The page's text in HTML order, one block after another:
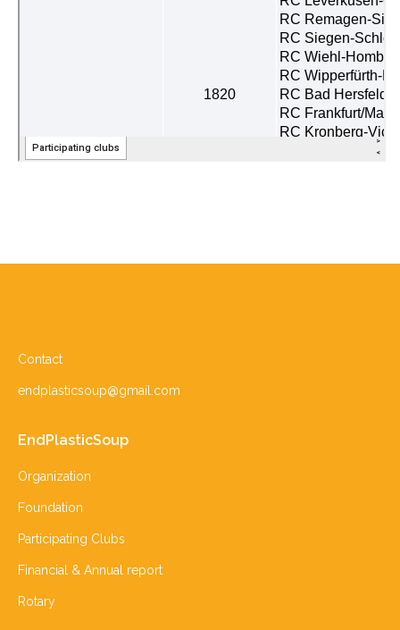
Contact
endplasticsoup@gmail.com
EndPlasticSoup
Organization
Foundation
Participating Clubs
Financial & Annual report
Rotary